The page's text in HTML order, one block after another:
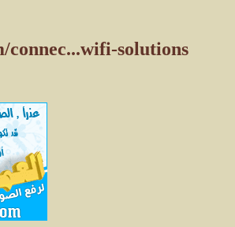
connec...wifi-solutions